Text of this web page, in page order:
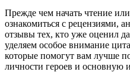
Прежде чем начать чтение
ознакомиться с рецензиями,
отзывы тех, кто уже оценил
уделяем особое внимание
которые помогут вам лучше
личности героев и основную